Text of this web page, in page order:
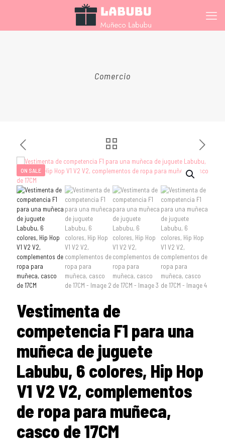
Comercio
ON SALE
Vestimenta de
competencia F1 para una
muñeca de juguete
Labubu, 6 colores, Hip Hop
V1 V2 V2, complementos
de ropa para muñeca,
casco de 17CM